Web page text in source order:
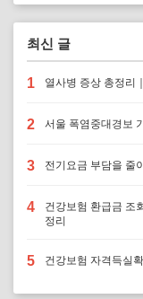
최신 글
1 열사병 증상 총정리
2 서울 폭염중대경보
3 전기요금 부담을 줄
4
건강보험 환급금 조
정리
5 건강보험 자격득실